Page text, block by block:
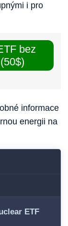
i pro
bez
informace
energii na
ETF